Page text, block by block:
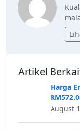
Artikel
Harga
August